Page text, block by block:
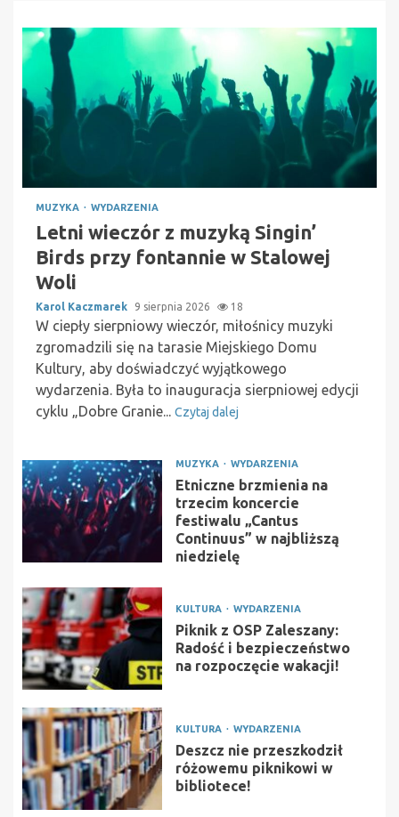
MUZYKA WYDARZENIA
Letni wieczór z muzyką Singin’
Birds przy fontannie w Stalowej
Woli
Karol Kaczmarek 9 sierpnia 2026 18
W ciepły sierpniowy wieczór, miłośnicy muzyki
zgromadzili się na tarasie Miejskiego Domu
Kultury, aby doświadczyć wyjątkowego
wydarzenia. Była to inauguracja sierpniowej edycji
cyklu „Dobre Granie... Czytaj dalej
MUZYKA WYDARZENIA
Etniczne brzmienia na
trzecim koncercie
festiwalu „Cantus
Continuus” w najbliższą
niedzielę
KULTURA WYDARZENIA
Piknik z OSP Zaleszany:
Radość i bezpieczeństwo
na rozpoczęcie wakacji!
KULTURA WYDARZENIA
Deszcz nie przeszkodził
różowemu piknikowi w
bibliotece!